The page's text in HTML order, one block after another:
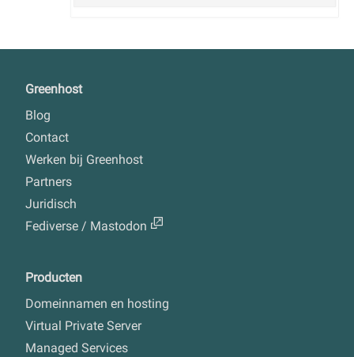
Greenhost
Blog
Contact
Werken bij Greenhost
Partners
Juridisch
Fediverse / Mastodon
Producten
Domeinnamen en hosting
Virtual Private Server
Managed Services